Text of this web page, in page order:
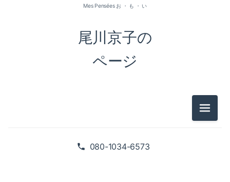
080-1034-6573
尾川京子の
ページ
Mes Pensées お ・ も ・ い
メニュ